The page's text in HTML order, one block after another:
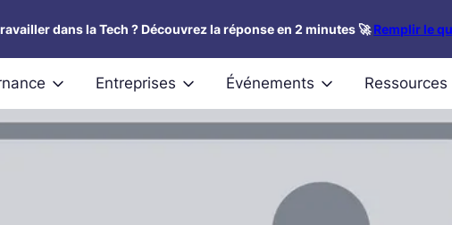
dans la Tech ? Découvrez la réponse en 2 minutes 🚀Remplir le
Entreprises Événements Ressources